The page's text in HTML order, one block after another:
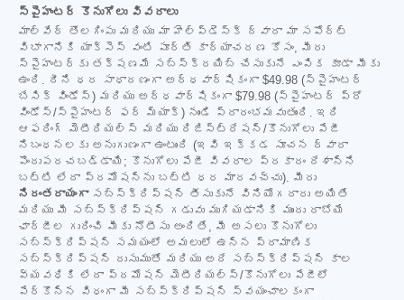
స్పైహంటర్ కొనుగోలు వివరాలు
మాల్‌వేర్ తొలగింపు మరియు మా హెల్ప్‌డెస్క్ ద్వారా మా సపోర్ట్
విభాగానికి యాక్సెస్ వంటి పూర్తి కార్యాచరణ కోసం, మీరు
స్పైహంటర్‌కు తక్షణమే సబ్‌స్క్రయిబ్ చేసుకునే ఎంపిక కూడా మీకు
ఉంది. దీని ధర సాధారణంగా అర్ధవార్షికంగా $49.98 (స్పైహంటర్
బేసిక్ విండోస్) మరియు అర్ధవార్షికంగా $79.98 (స్పైహంటర్ ప్రో
విండోస్/స్పైహంటర్ ఫర్ మ్యాక్) నుండి ప్రారంభమవుతుంది. ఇది
ఆఫరింగ్ మెటీరియల్స్ మరియు రిజిస్ట్రేషన్/కొనుగోలు పేజీ
నిబంధనలకు అనుగుణంగా ఉంటుంది (ఇవి ఇక్కడ సూచన ద్వారా
పొందుపరచబడ్డాయి; కొనుగోలు పేజీ వివరాల ప్రకారం దేశాన్ని
బట్టి లేదా ప్రమోషన్‌ను బట్టి ధర మారవచ్చు). మీరు
నిరంతరాయంగాసబ్‌స్క్రిప్షన్ తీసుకునే వినియోగదారు అయితే
మరియు మీ సబ్‌స్క్రిప్షన్ గడువు ముగియడానికి ముందు రాబోయే
ఛార్జీల గురించి మీకు నోటీసు అందితే, మీ అసలు కొనుగోలు
సబ్‌స్క్రిప్షన్ సమయంలో అమలులో ఉన్న ప్రామాణిక
సబ్‌స్క్రిప్షన్ రుసుముతో మరియు అదే సబ్‌స్క్రిప్షన్ కాల
వ్యవధికి లేదా ప్రమోషన్ మెటీరియల్స్/కొనుగోలు పేజీలో
పేర్కొన్న విధంగా మీ సబ్‌స్క్రిప్షన్ స్వయంచాలకంగా